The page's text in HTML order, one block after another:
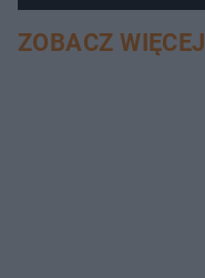
ZOBACZ WIĘCEJ